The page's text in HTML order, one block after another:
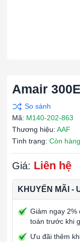
Amair
Mã: M140-202-863
Thương hiệu: AAF
Tình trạng: Còn hàng
Giá: Liên hệ
KHUYẾN MÃI -
Giảm ngay 2%
toán trước khi
Ưu đãi thêm